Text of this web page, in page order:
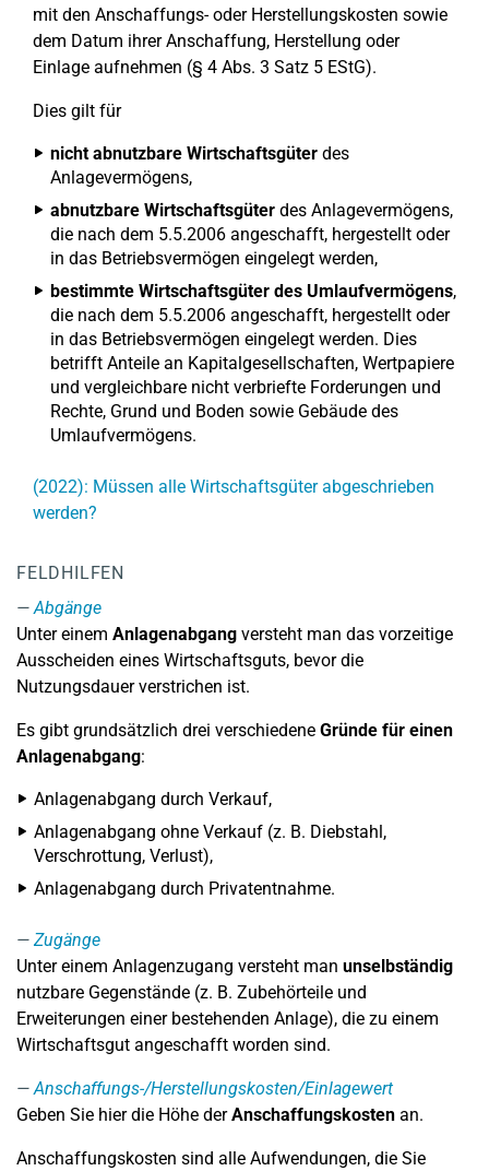
mit den Anschaffungs- oder Herstellungskosten sowie
dem Datum ihrer Anschaffung, Herstellung oder
Einlage aufnehmen (§ 4 Abs. 3 Satz 5 EStG).
Dies gilt für
nicht abnutzbare Wirtschaftsgüter des
Anlagevermögens,
abnutzbare Wirtschaftsgüter des Anlagevermögens,
die nach dem 5.5.2006 angeschafft, hergestellt oder
in das Betriebsvermögen eingelegt werden,
bestimmte Wirtschaftsgüter des Umlaufvermögens,
die nach dem 5.5.2006 angeschafft, hergestellt oder
in das Betriebsvermögen eingelegt werden. Dies
betrifft Anteile an Kapitalgesellschaften, Wertpapiere
und vergleichbare nicht verbriefte Forderungen und
Rechte, Grund und Boden sowie Gebäude des
Umlaufvermögens.
(2022): Müssen alle Wirtschaftsgüter abgeschrieben
werden?
FELDHILFEN
Abgänge
Unter einem Anlagenabgang versteht man das vorzeitige
Ausscheiden eines Wirtschaftsguts, bevor die
Nutzungsdauer verstrichen ist.
Es gibt grundsätzlich drei verschiedene Gründe für einen
Anlagenabgang:
Anlagenabgang durch Verkauf,
Anlagenabgang ohne Verkauf (z. B. Diebstahl,
Verschrottung, Verlust),
Anlagenabgang durch Privatentnahme.
Zugänge
Unter einem Anlagenzugang versteht man unselbständig
nutzbare Gegenstände (z. B. Zubehörteile und
Erweiterungen einer bestehenden Anlage), die zu einem
Wirtschaftsgut angeschafft worden sind.
Anschaffungs-/Herstellungskosten/Einlagewert
Geben Sie hier die Höhe derAnschaffungskosten an.
Anschaffungskosten sind alle Aufwendungen, die Sie